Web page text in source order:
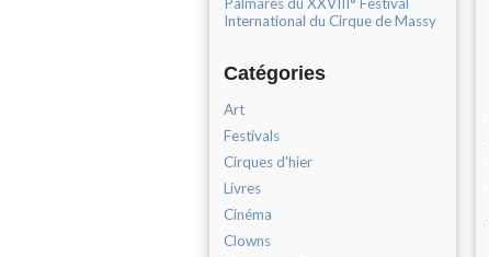
International du Cirque de Massy
Catégories
Art
Festivals
Cirques d'hier
Livres
Cinéma
Clowns